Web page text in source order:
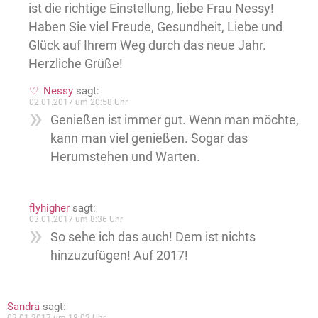
ist die richtige Einstellung, liebe Frau Nessy!
Haben Sie viel Freude, Gesundheit, Liebe und
Glück auf Ihrem Weg durch das neue Jahr.
Herzliche Grüße!
Nessy sagt:
02.01.2017 um 20:58 Uhr
Genießen ist immer gut. Wenn man möchte,
kann man viel genießen. Sogar das
Herumstehen und Warten.
flyhigher sagt:
03.01.2017 um 8:36 Uhr
So sehe ich das auch! Dem ist nichts
hinzuzufügen! Auf 2017!
Sandra sagt: